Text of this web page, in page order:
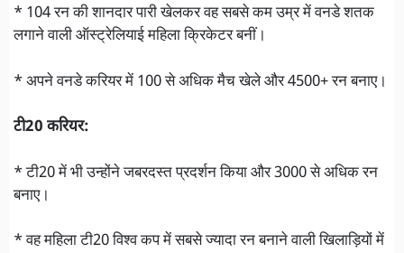
* 104 रन की शानदार पारी खेलकर वह सबसे कम उम्र में वनडे शतक
लगाने वाली ऑस्ट्रेलियाई महिला क्रिकेटर बनीं।
* अपने वनडे करियर में 100 से अधिक मैच खेले और 4500+ रन बनाए।
टी20 करियर:
* टी20 में भी उन्होंने जबरदस्त प्रदर्शन किया और 3000 से अधिक रन
बनाए।
* वह महिला टी20 विश्व कप में सबसे ज्यादा रन बनाने वाली खिलाड़ियों में